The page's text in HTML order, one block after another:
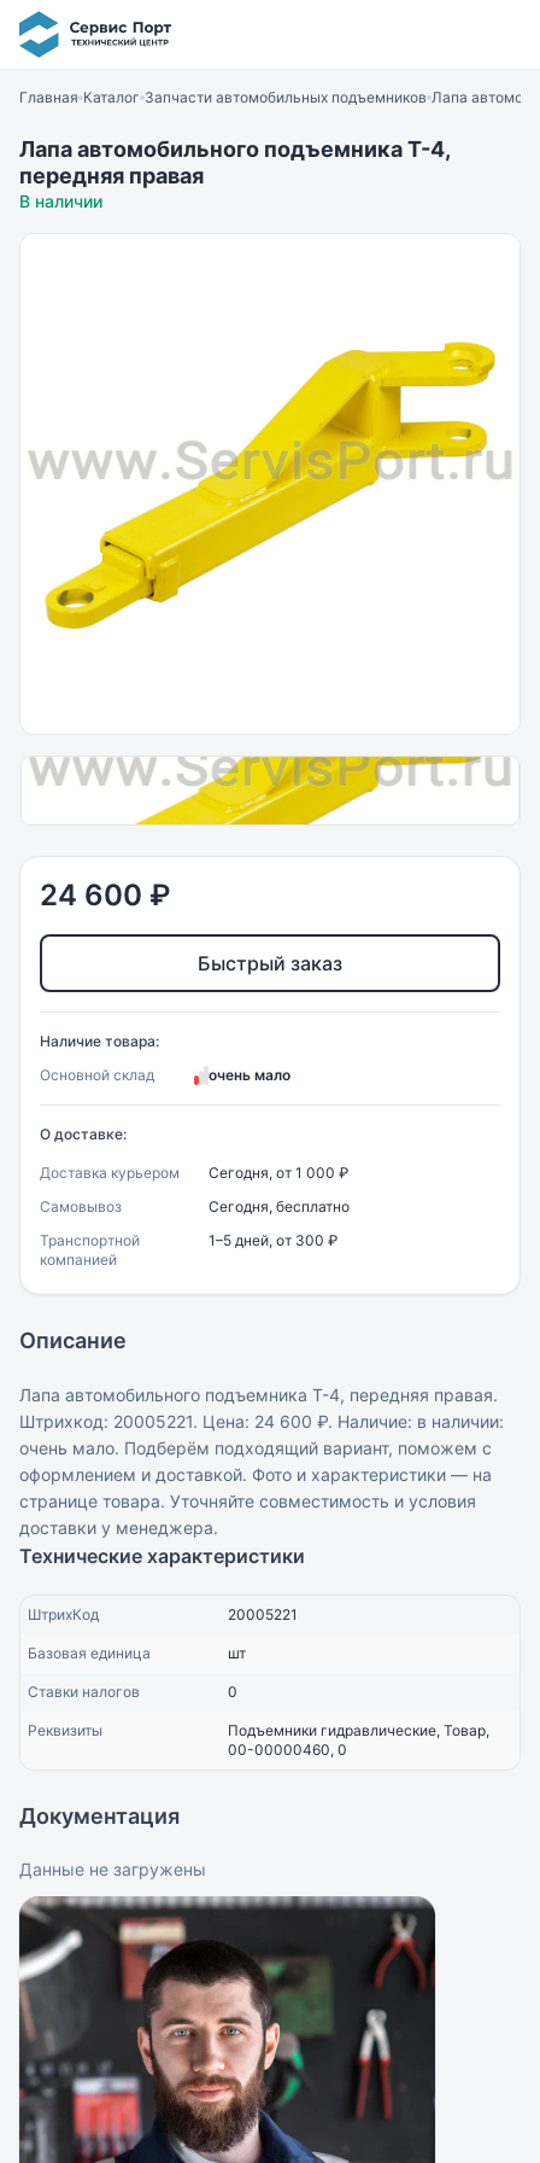
Главная Каталог Запчасти автомобильных подъемников Лапа
Лапа автомобильного подъемника Т-4,
передняя правая
В наличии
24 600 ₽
Быстрый заказ
Наличие товара:
Основной склад
очень мало
О доставке:
Доставка курьером
Сегодня, от 1 000 ₽
Самовывоз
Сегодня, бесплатно
Транспортной
компанией
1–5 дней, от 300 ₽
Описание
Лапа автомобильного подъемника Т-4, передняя правая.
Штрихкод: 20005221. Цена: 24 600 ₽. Наличие: в наличии:
очень мало. Подберём подходящий вариант, поможем с
оформлением и доставкой. Фото и характеристики — на
странице товара. Уточняйте совместимость и условия
доставки у менеджера.
Технические характеристики
ШтрихКод 20005221
Базовая единица шт
Ставки налогов 0
Реквизиты
Подъемники гидравлические, Товар,
00-00000460, 0
Документация
Данные не загружены